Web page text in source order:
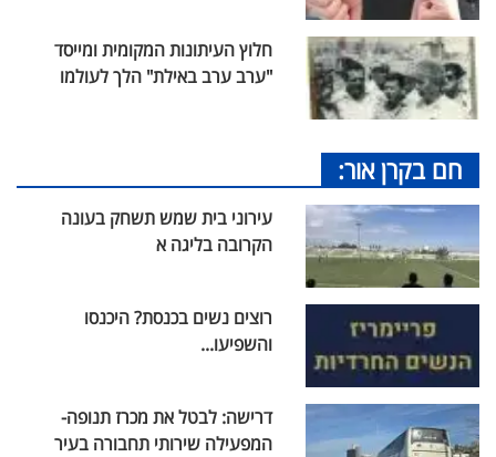
חלוץ העיתונות המקומית ומייסד
"ערב ערב באילת" הלך לעולמו
חם בקרן אור:
עירוני בית שמש תשחק בעונה
הקרובה בליגה א
רוצים נשים בכנסת? היכנסו
והשפיעו...
דרישה: לבטל את מכרז תנופה-
המפעילה שירותי תחבורה בעיר